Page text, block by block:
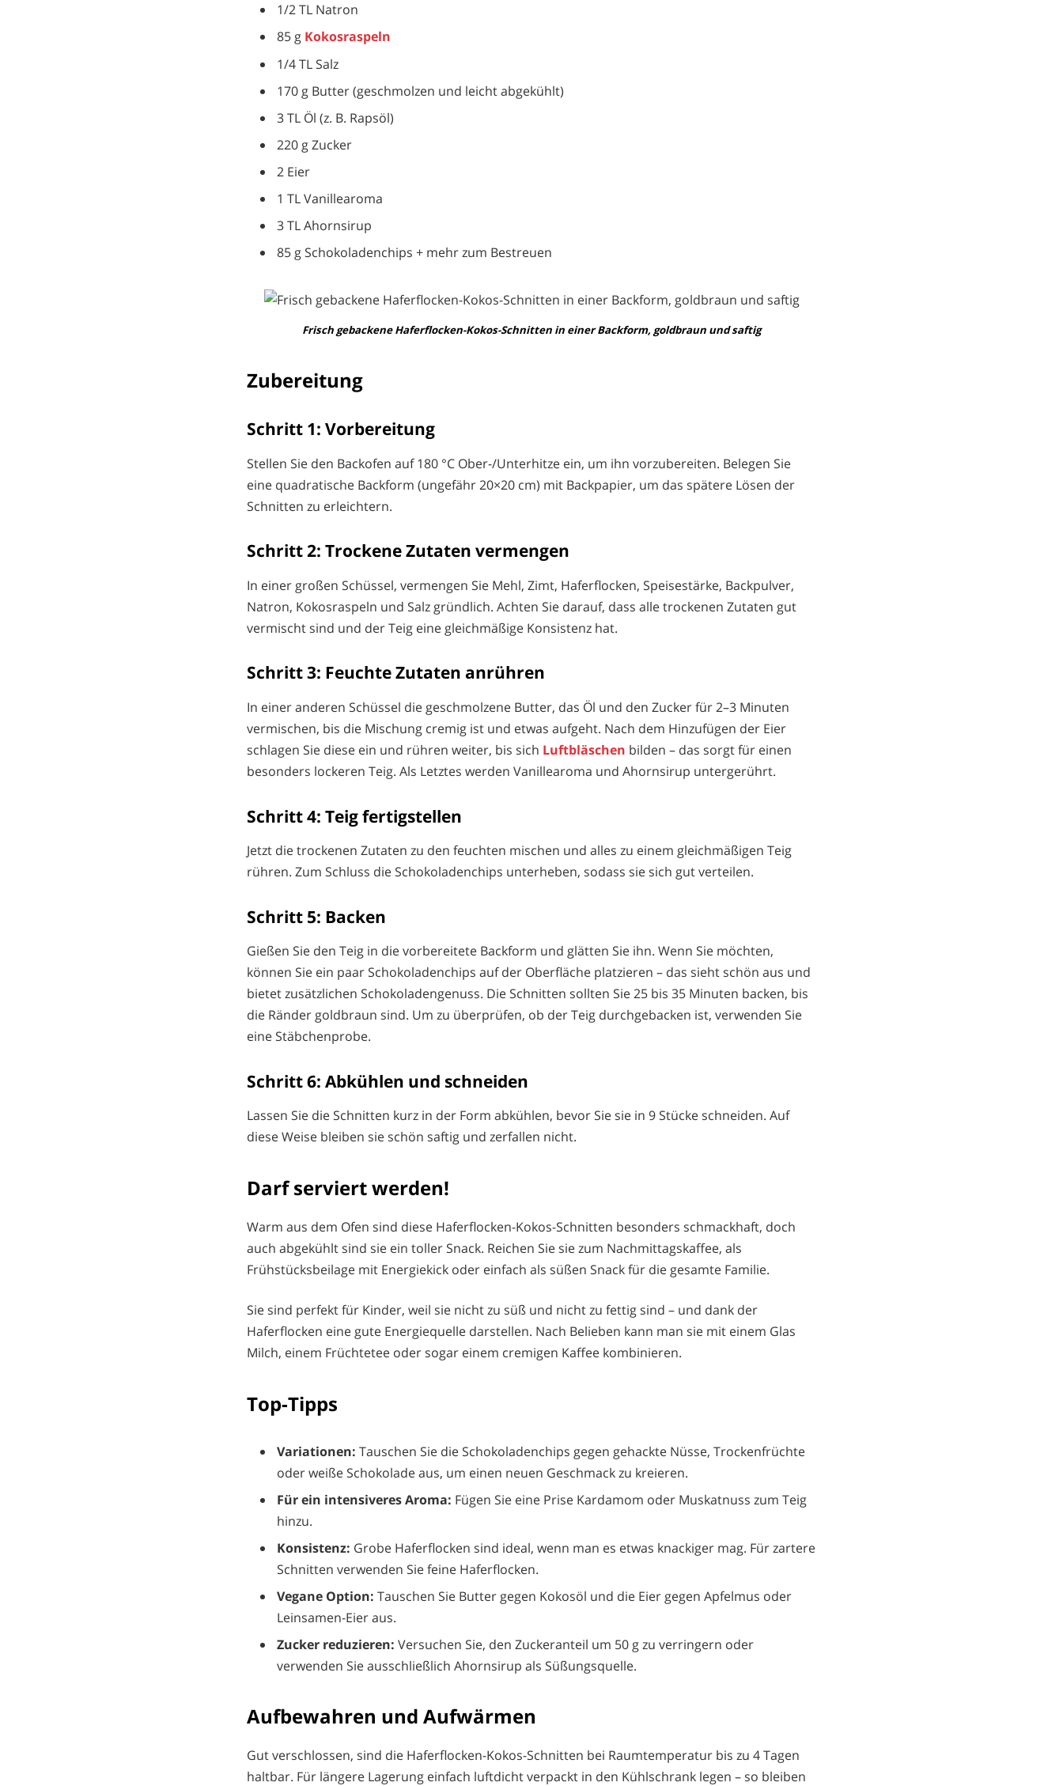
1/2 TL Natron
85 g Kokosraspeln
1/4 TL Salz
170 g Butter (geschmolzen und leicht abgekühlt)
3 TL Öl (z. B. Rapsöl)
220 g Zucker
2 Eier
1 TL Vanillearoma
3 TL Ahornsirup
85 g Schokoladenchips + mehr zum Bestreuen
Frisch gebackene Haferflocken-Kokos-Schnitten in einer Backform, goldbraun und saftig
Zubereitung
Schritt 1: Vorbereitung
Stellen Sie den Backofen auf 180 °C Ober-/Unterhitze ein, um ihn vorzubereiten. Belegen Sie
eine quadratische Backform (ungefähr 20×20 cm) mit Backpapier, um das spätere Lösen der
Schnitten zu erleichtern.
Schritt 2: Trockene Zutaten vermengen
In einer großen Schüssel, vermengen Sie Mehl, Zimt, Haferflocken, Speisestärke, Backpulver,
Natron, Kokosraspeln und Salz gründlich. Achten Sie darauf, dass alle trockenen Zutaten gut
vermischt sind und der Teig eine gleichmäßige Konsistenz hat.
Schritt 3: Feuchte Zutaten anrühren
In einer anderen Schüssel die geschmolzene Butter, das Öl und den Zucker für 2–3 Minuten
vermischen, bis die Mischung cremig ist und etwas aufgeht. Nach dem Hinzufügen der Eier
schlagen Sie diese ein und rühren weiter, bis sich Luftbläschen bilden – das sorgt für einen
besonders lockeren Teig. Als Letztes werden Vanillearoma und Ahornsirup untergerührt.
Schritt 4: Teig fertigstellen
Jetzt die trockenen Zutaten zu den feuchten mischen und alles zu einem gleichmäßigen Teig
rühren. Zum Schluss die Schokoladenchips unterheben, sodass sie sich gut verteilen.
Schritt 5: Backen
Gießen Sie den Teig in die vorbereitete Backform und glätten Sie ihn. Wenn Sie möchten,
können Sie ein paar Schokoladenchips auf der Oberfläche platzieren – das sieht schön aus und
bietet zusätzlichen Schokoladengenuss. Die Schnitten sollten Sie 25 bis 35 Minuten backen, bis
die Ränder goldbraun sind. Um zu überprüfen, ob der Teig durchgebacken ist, verwenden Sie
eine Stäbchenprobe.
Schritt 6: Abkühlen und schneiden
Lassen Sie die Schnitten kurz in der Form abkühlen, bevor Sie sie in 9 Stücke schneiden. Auf
diese Weise bleiben sie schön saftig und zerfallen nicht.
Darf serviert werden!
Warm aus dem Ofen sind diese Haferflocken-Kokos-Schnitten besonders schmackhaft, doch
auch abgekühlt sind sie ein toller Snack. Reichen Sie sie zum Nachmittagskaffee, als
Frühstücksbeilage mit Energiekick oder einfach als süßen Snack für die gesamte Familie.
Sie sind perfekt für Kinder, weil sie nicht zu süß und nicht zu fettig sind – und dank der
Haferflocken eine gute Energiequelle darstellen. Nach Belieben kann man sie mit einem Glas
Milch, einem Früchtetee oder sogar einem cremigen Kaffee kombinieren.
Top-Tipps
Variationen: Tauschen Sie die Schokoladenchips gegen gehackte Nüsse, Trockenfrüchte
oder weiße Schokolade aus, um einen neuen Geschmack zu kreieren.
Für ein intensiveres Aroma: Fügen Sie eine Prise Kardamom oder Muskatnuss zum Teig
hinzu.
Konsistenz: Grobe Haferflocken sind ideal, wenn man es etwas knackiger mag. Für zartere
Schnitten verwenden Sie feine Haferflocken.
Vegane Option: Tauschen Sie Butter gegen Kokosöl und die Eier gegen Apfelmus oder
Leinsamen-Eier aus.
Zucker reduzieren: Versuchen Sie, den Zuckeranteil um 50 g zu verringern oder
verwenden Sie ausschließlich Ahornsirup als Süßungsquelle.
Aufbewahren und Aufwärmen
Gut verschlossen, sind die Haferflocken-Kokos-Schnitten bei Raumtemperatur bis zu 4 Tagen
haltbar. Für längere Lagerung einfach luftdicht verpackt in den Kühlschrank legen – so bleiben